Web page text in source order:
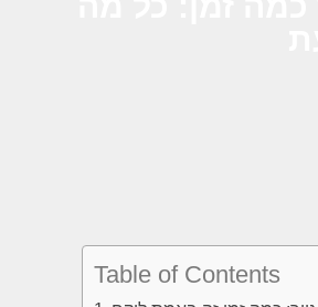
Table of Contents